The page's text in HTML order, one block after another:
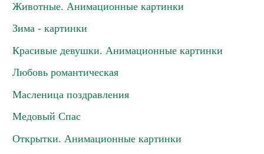
Животные. Анимационные картинки
Зима - картинки
Красивые девушки. Анимационные картинки
Любовь романтическая
Масленица поздравления
Медовый Спас
Открытки. Анимационные картинки